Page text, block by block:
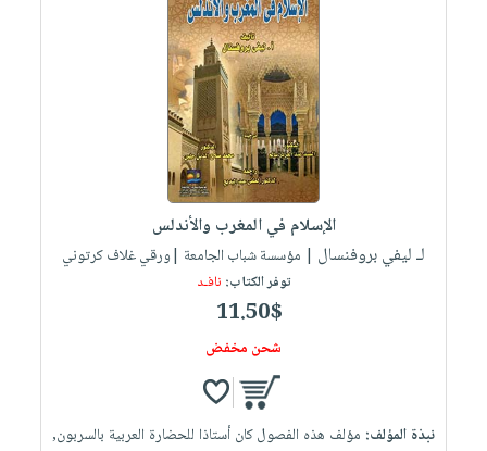
الإسلام في المغرب والأندلس
لـ ليفي بروفنسال | مؤسسة شباب الجامعة |ورقي غلاف كرتوني
توفر الكتاب: نافـد
11.50$
شحن مخفض
نبذة المؤلف: مؤلف هذه الفصول كان أستاذا للحضارة العربية بالسربون,